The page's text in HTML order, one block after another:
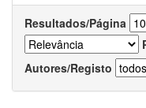
Resultados/Página
Autores/Registo